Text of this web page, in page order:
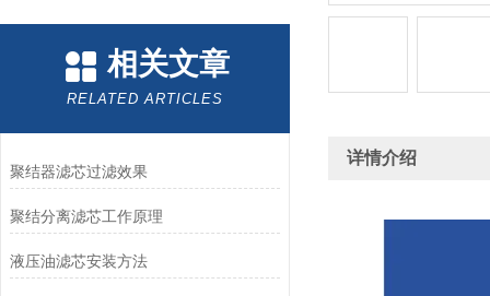
相关文章
RELATED ARTICLES
聚结器滤芯过滤效果
聚结分离滤芯工作原理
液压油滤芯安装方法
详情介绍